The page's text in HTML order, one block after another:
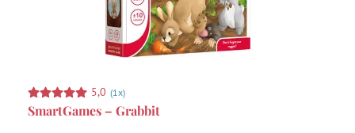
Ustvarjanje
Vrtne gugalnice in plezalne naprave
5,0 (1x)
SmartGames – Grabbit